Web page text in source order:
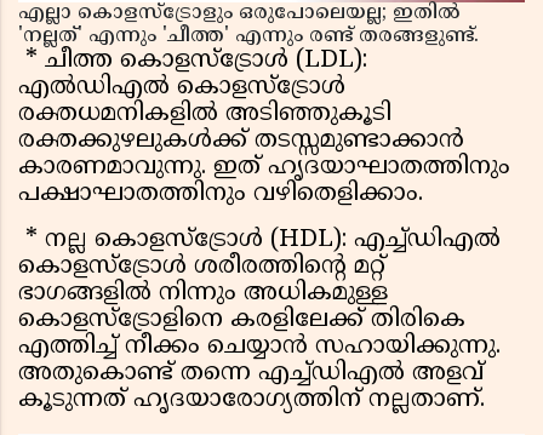
എല്ലാ കൊളസ്‌ട്രോളും ഒരുപോലെയല്ല; ഇതിൽ
'നല്ലത്' എന്നും 'ചീത്ത' എന്നും രണ്ട് തരങ്ങളുണ്ട്.
* ചീത്ത കൊളസ്‌ട്രോൾ (LDL):
എൽഡിഎൽ കൊളസ്‌ട്രോൾ
രക്തധമനികളിൽ അടിഞ്ഞുകൂടി
രക്തക്കുഴലുകൾക്ക് തടസ്സമുണ്ടാക്കാൻ
കാരണമാവുന്നു. ഇത് ഹൃദയാഘാതത്തിനും
പക്ഷാഘാതത്തിനും വഴിതെളിക്കാം.
* നല്ല കൊളസ്‌ട്രോൾ (HDL): എച്ച്ഡിഎൽ
കൊളസ്‌ട്രോൾ ശരീരത്തിന്റെ മറ്റ്
ഭാഗങ്ങളിൽ നിന്നും അധികമുള്ള
കൊളസ്‌ട്രോളിനെ കരളിലേക്ക് തിരികെ
എത്തിച്ച് നീക്കം ചെയ്യാൻ സഹായിക്കുന്നു.
അതുകൊണ്ട് തന്നെ എച്ച്ഡിഎൽ അളവ്
കൂടുന്നത് ഹൃദയാരോഗ്യത്തിന് നല്ലതാണ്.